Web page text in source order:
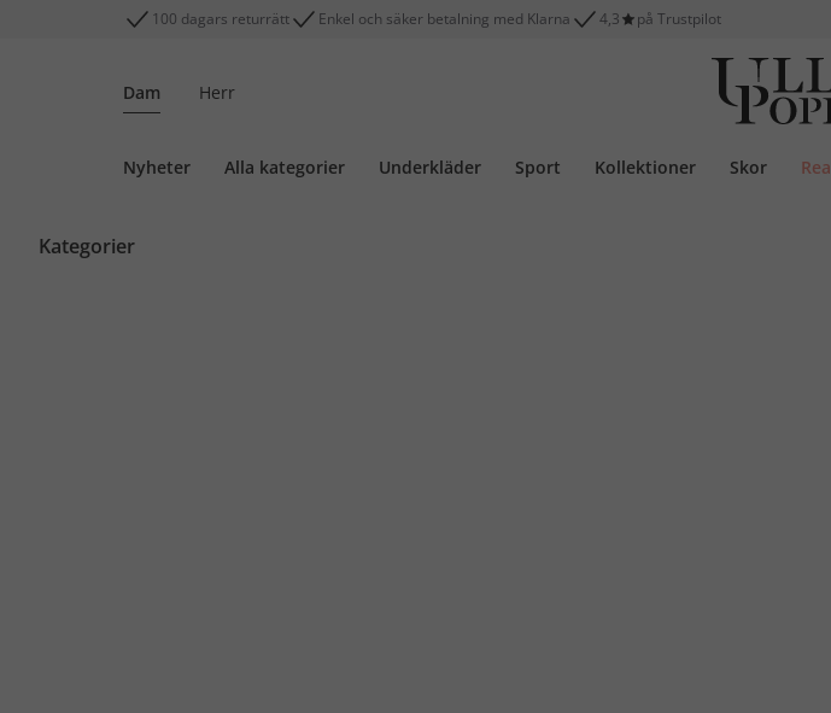
100 dagars returrätt Enkel och säker betalning med Klarna 4,3 på Trustpilot
Dam Herr
Nyheter Alla kategorier Underkläder Sport Kollektioner Skor Rea
Kategorier